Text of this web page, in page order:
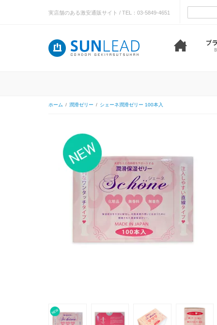
実店舗のある激安通販サイト / TEL：03-5849-4651
ホーム / 潤滑ゼリー / シェーネ潤滑ゼリー 100本入